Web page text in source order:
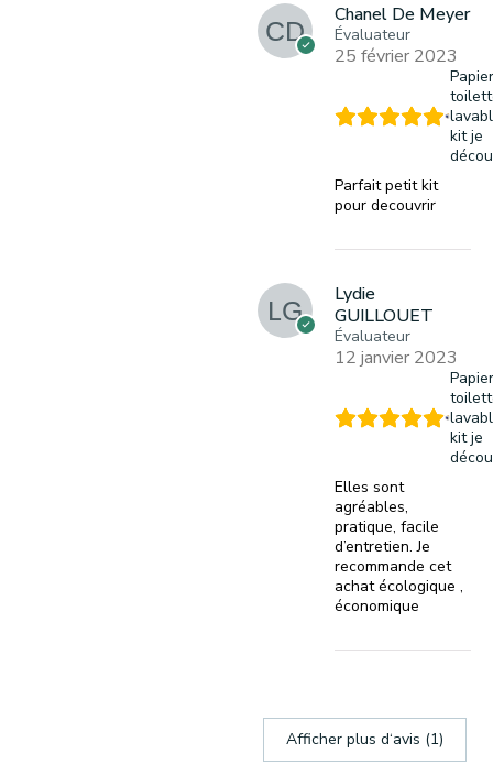
Chanel De Meyer
Évaluateur
25 février 2023
Papier
kit je
Parfait petit kit
pour decouvrir
Lydie
GUILLOUET
Évaluateur
12 janvier 2023
Papier
kit je
Elles sont
agréables,
pratique, facile
d’entretien. Je
recommande cet
achat écologique ,
économique
Afficher plus d‘avis (1)